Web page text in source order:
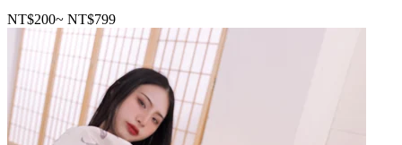
NT$200~ NT$799